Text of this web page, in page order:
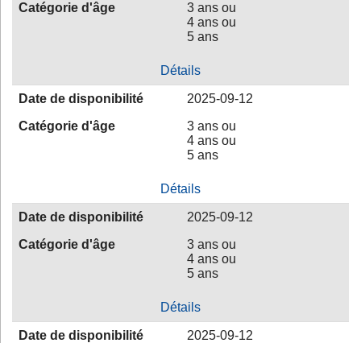
Catégorie d'âge
3 ans ou
4 ans ou
5 ans
Détails
Date de disponibilité
2025-09-12
Catégorie d'âge
3 ans ou
4 ans ou
5 ans
Détails
Date de disponibilité
2025-09-12
Catégorie d'âge
3 ans ou
4 ans ou
5 ans
Détails
Date de disponibilité
2025-09-12